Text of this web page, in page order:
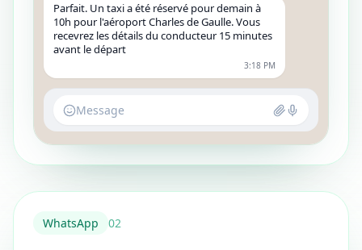
Parfait. Un taxi a été réservé pour demain à
10h pour l'aéroport Charles de Gaulle. Vous
recevrez les détails du conducteur 15 minutes
avant le départ
3:18 PM
Message
WhatsApp 02